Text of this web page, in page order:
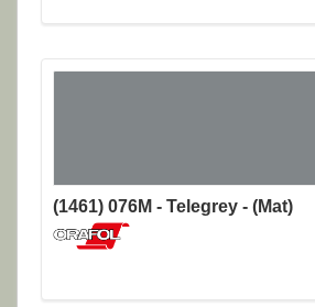
(1461) 076M - Telegrey - (Mat)